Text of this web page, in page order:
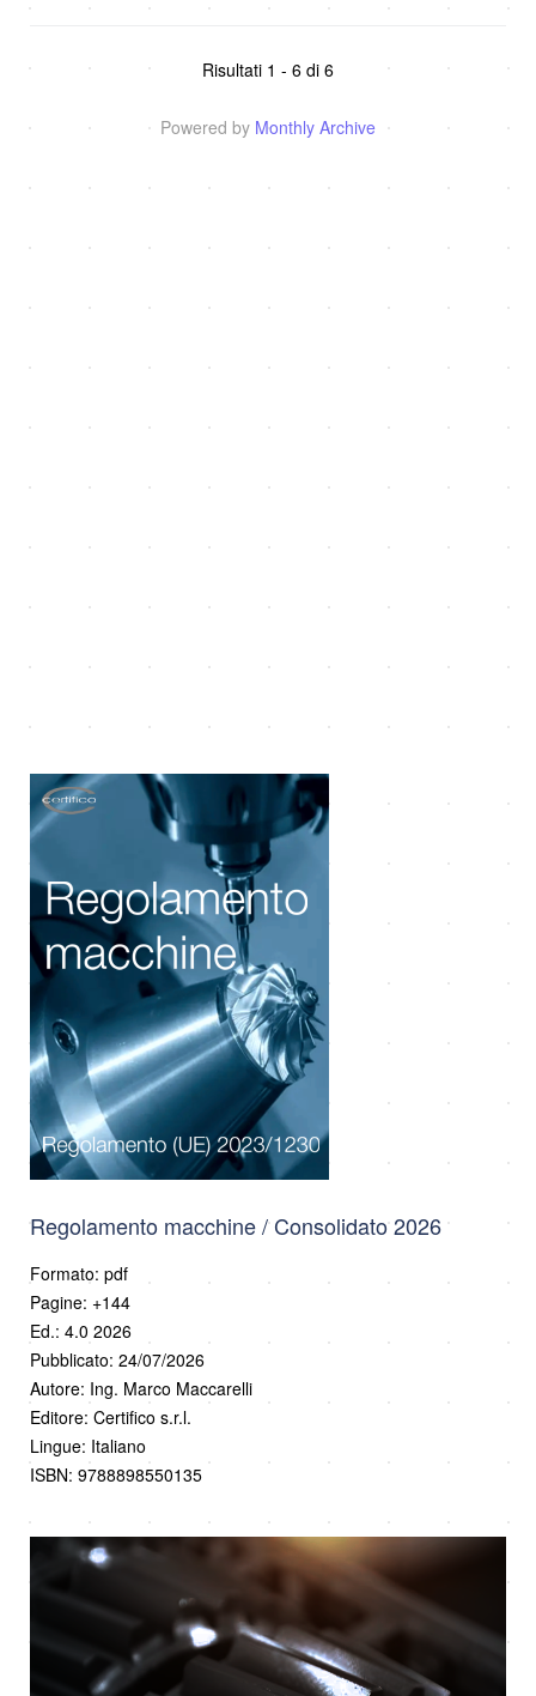
Risultati 1 - 6 di 6
Powered by Monthly Archive
Regolamento macchine / Consolidato 2026
Formato: pdf
Pagine: +144
Ed.: 4.0 2026
Pubblicato: 24/07/2026
Autore: Ing. Marco Maccarelli
Editore: Certifico s.r.l.
Lingue: Italiano
ISBN: 9788898550135